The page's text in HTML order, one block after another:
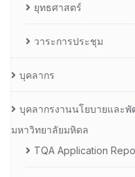
ยุทธศาสตร์
วาระการประชุม
บุคลากร
บุคลากรงานนโยบายและ
มหาวิทยาลัยมหิดล
TQA Application